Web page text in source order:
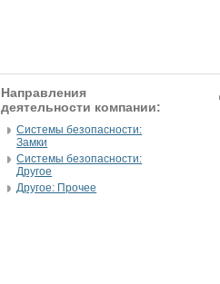
Направления
деятельности компании:
Системы безопасности:
Замки
Системы безопасности:
Другое
Другое: Прочее